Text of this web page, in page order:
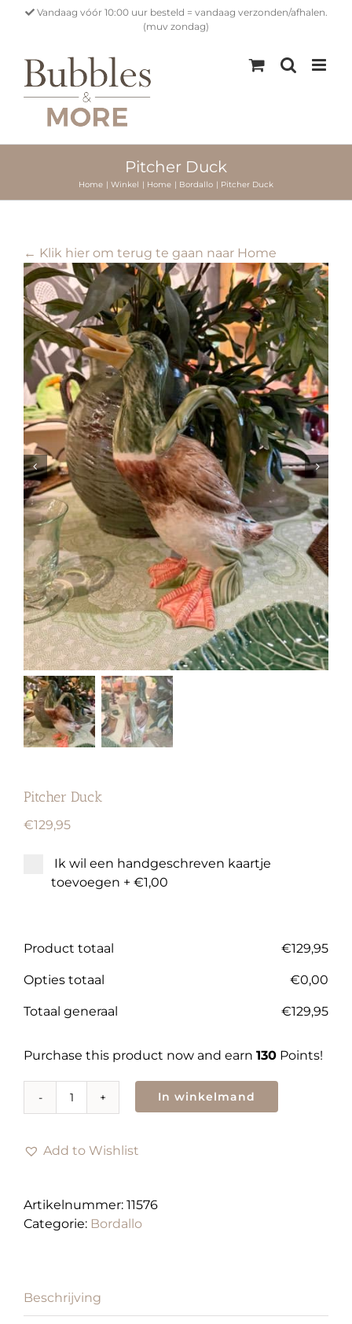
Vandaag vóór 10:00 uur besteld = vandaag verzonden/afhalen.
(muv zondag)
Pitcher Duck
Home Winkel Home Bordallo Pitcher Duck
← Klik hier om terug te gaan naar Home
Pitcher Duck
€129,95
Ik wil een handgeschreven kaartje
toevoegen + €1,00
Product totaal €129,95
Opties totaal €0,00
Totaal generaal €129,95
Purchase this product now and earn 130 Points!
Pitcher
aantal
In winkelmand
Add to Wishlist
Artikelnummer: 11576
Categorie: Bordallo
Beschrijving